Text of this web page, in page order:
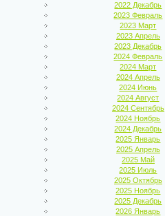
2022 Декабрь
2023 Февраль
2023 Март
2023 Апрель
2023 Декабрь
2024 Февраль
2024 Март
2024 Апрель
2024 Июнь
2024 Август
2024 Сентябрь
2024 Ноябрь
2024 Декабрь
2025 Январь
2025 Апрель
2025 Май
2025 Июль
2025 Октябрь
2025 Ноябрь
2025 Декабрь
2026 Январь